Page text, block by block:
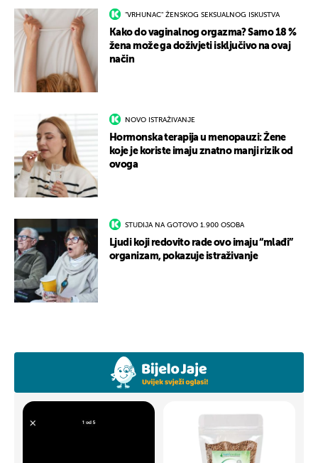
"VRHUNAC" ŽENSKOG SEKSUALNOG ISKUSTVA
Kako do vaginalnog orgazma? Samo 18 %
žena može ga doživjeti isključivo na ovaj
način
NOVO ISTRAŽIVANJE
Hormonska terapija u menopauzi: Žene
koje je koriste imaju znatno manji rizik od
ovoga
STUDIJA NA GOTOVO 1.900 OSOBA
Ljudi koji redovito rade ovo imaju “mlađi”
organizam, pokazuje istraživanje